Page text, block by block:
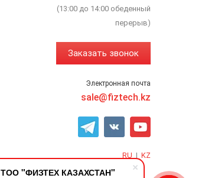
ТОО "ФИЗТЕХ КАЗАХСТАН"
(13:00 до 14:00 обеденный
перерыв)
Заказать звонок
Электронная почта
sale@fiztech.kz
RU | KZ